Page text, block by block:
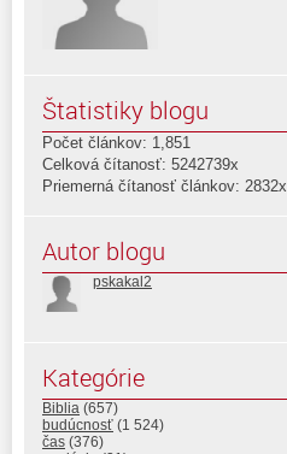
Štatistiky blogu
Počet článkov: 1,851
Celková čítanosť: 5242739x
Priemerná čítanosť článkov: 2832x
Autor blogu
pskakal2
Kategórie
Biblia (657)
budúcnosť (1 524)
čas (376)